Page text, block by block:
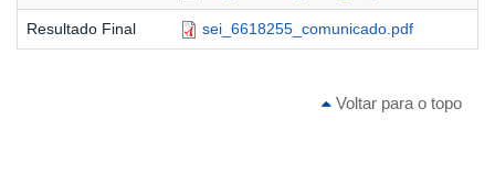
Resultado Final sei_6618255_comunicado.pdf
Voltar para o topo